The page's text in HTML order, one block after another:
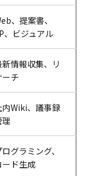
、提案書、
、ビジュアル
新情報収集、リ
ーチ
内Wiki、議事録
理
ログラミング、
ード生成